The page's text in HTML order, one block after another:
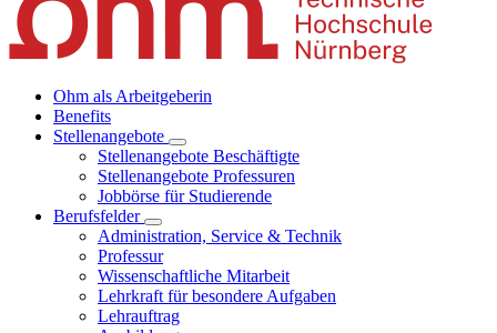
Ohm als Arbeitgeberin
Benefits
Stellenangebote
Stellenangebote Beschäftigte
Stellenangebote Professuren
Jobbörse für Studierende
Berufsfelder
Administration, Service & Technik
Professur
Wissenschaftliche Mitarbeit
Lehrkraft für besondere Aufgaben
Lehrauftrag